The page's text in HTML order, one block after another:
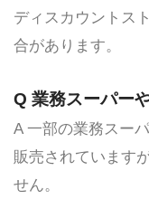
ディスカウントス
合があります。
Q 業務スーパー
A 一部の業務スー
販売されています
せん。